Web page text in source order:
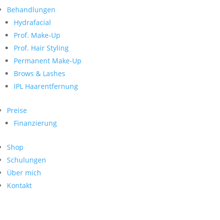
Behandlungen
Hydrafacial
Prof. Make-Up
Prof. Hair Styling
Permanent Make-Up
Brows & Lashes
IPL Haarentfernung
Preise
Finanzierung
Shop
Schulungen
Über mich
Kontakt
nach:
Neueste Kommentare
Archiv
Kategorien
Keine Kategorien
Meta
Anmelden
Feed der Einträge
WordPress.org
Search
nach:
Archive
Kontakt
Impressum
Datenschutz